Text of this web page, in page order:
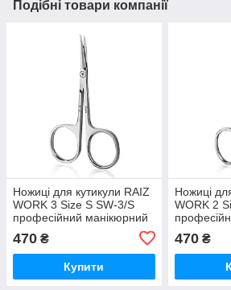
Подібні товари компанії
Ножиці для кутикули RAIZ
WORK 3 Size S SW-3/S
професійний манікюрний
470 ₴
Купити
Ножиці
WORK 2
470₴